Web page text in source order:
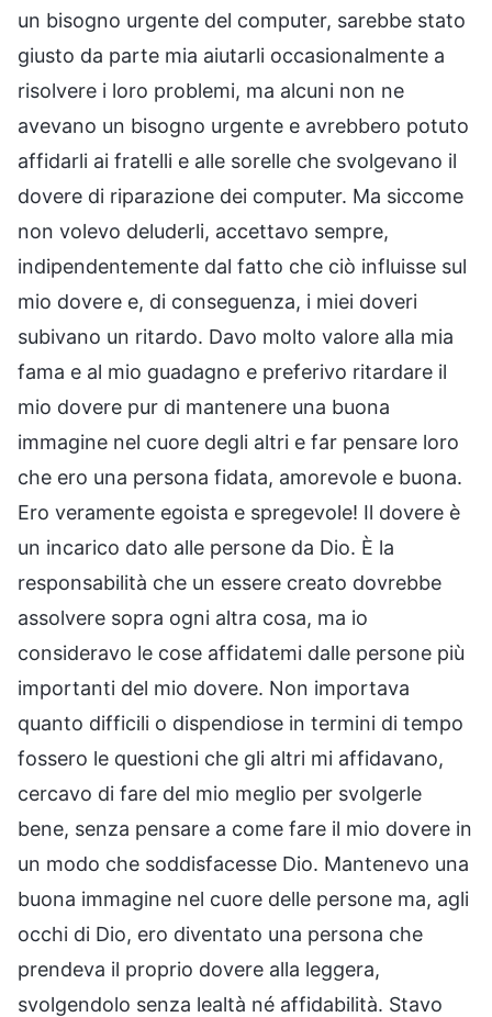
un bisogno urgente del computer, sarebbe stato
giusto da parte mia aiutarli occasionalmente a
risolvere i loro problemi, ma alcuni non ne
avevano un bisogno urgente e avrebbero potuto
affidarli ai fratelli e alle sorelle che svolgevano il
dovere di riparazione dei computer. Ma siccome
non volevo deluderli, accettavo sempre,
indipendentemente dal fatto che ciò influisse sul
mio dovere e, di conseguenza, i miei doveri
subivano un ritardo. Davo molto valore alla mia
fama e al mio guadagno e preferivo ritardare il
mio dovere pur di mantenere una buona
immagine nel cuore degli altri e far pensare loro
che ero una persona fidata, amorevole e buona.
Ero veramente egoista e spregevole! Il dovere è
un incarico dato alle persone da Dio. È la
responsabilità che un essere creato dovrebbe
assolvere sopra ogni altra cosa, ma io
consideravo le cose affidatemi dalle persone più
importanti del mio dovere. Non importava
quanto difficili o dispendiose in termini di tempo
fossero le questioni che gli altri mi affidavano,
cercavo di fare del mio meglio per svolgerle
bene, senza pensare a come fare il mio dovere in
un modo che soddisfacesse Dio. Mantenevo una
buona immagine nel cuore delle persone ma, agli
occhi di Dio, ero diventato una persona che
prendeva il proprio dovere alla leggera,
svolgendolo senza lealtà né affidabilità. Stavo